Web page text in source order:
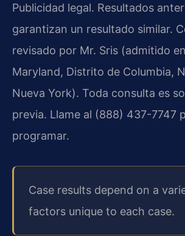
Publicidad legal. Resultados
garantizan un resultado similar.
revisado por Mr. Sris (admitido
Maryland, Distrito de Columbia,
Nueva York). Toda consulta es
previa. Llame al (888) 437-7747
programar.
Case results depend on a
factors unique to each case.